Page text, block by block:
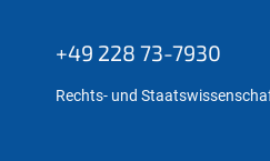
+49 228 73-7930
Rechts- und